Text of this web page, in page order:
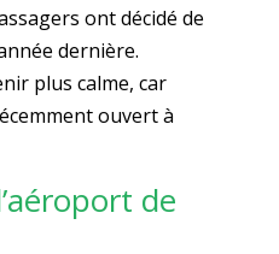
ont décidé de
dernière.
plus calme, car
ouvert à
de